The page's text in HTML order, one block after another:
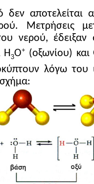
αποτελείται
Μετρήσεις
νερού,
Η3Ο+
(οξωνίου)
λόγω του